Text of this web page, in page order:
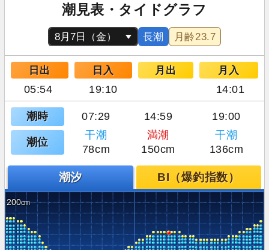
潮見表・タイドグラフ
長潮 月齢23.7
日出 日入 月出 月入
05:54 19:10 14:01
潮時 07:29 14:59 19:00
潮位
干潮 満潮
干潮
78cm
150cm 136cm
潮汐 BI（爆釣指数）
200